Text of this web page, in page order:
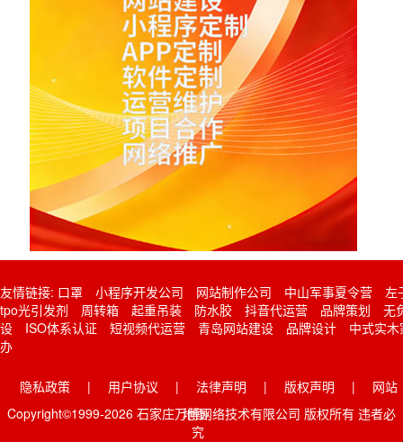
友情链接: 口罩 小程序开发公司 网站制作公司 中山军事夏令营
左
tpo光引发剂
周转箱 起重吊装 防水胶 抖音代运营 品牌策划
无
设
ISO体系认证 短视频代运营 青岛网站建设 品牌设计
中式实
办
隐私政策 | 用户协议 | 法律声明 | 版权声明 |
网站
地图
Copyright©1999-2026 石家庄万博网络技术有限公司 版权所有 违者必
究